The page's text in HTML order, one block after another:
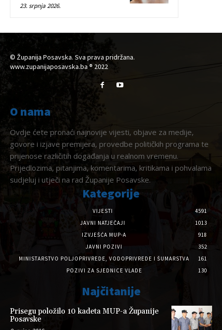
23. srpnja 2026.
© Županija Posavska. Sva prava pridržana.
www.zupanijaposavska.ba ® 2022
O nama
Ovdje ćete pronaći najnovije vijesti, objave za medije,
govore i izjave premijera, provedbe političkih programa te
prijenose različitih događanja u realnom vremenu.
Prijedlozima, pitanjima, komentarima, kritikama i pohvalama
sudjeluj i utječi na rad Županije Posavske.
Kategorije
VIJESTI
4591
JAVNI NATJEČAJI
1013
IZVJEŠĆA MUP-A
918
JAVNI POZIVI
352
MINISTARSTVO POLJOPRIVREDE, VODOPRIVREDE I ŠUMARSTVA
161
POZIVI ZA SJEDNICE VLADE
130
Najčitanije
Prisegu položilo 10 kadeta MUP-a Županije
Posavske